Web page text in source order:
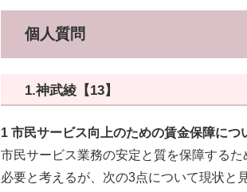
個人質問
1.神武綾【13】
1 市民サービス向上のための賃金保障につ
市民サービス業務の安定と質を保障する
必要と考えるが、次の3点について現状と